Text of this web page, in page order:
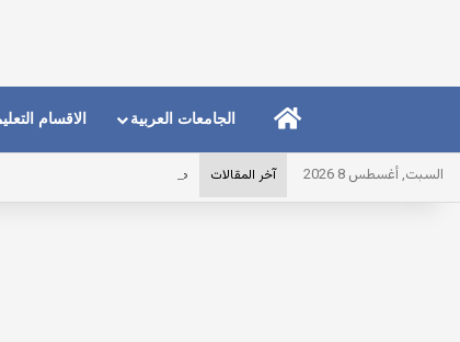
الرئيسيةالجامعات العربية الاقسام
السبت, أغسطس 8 2026 آخر المقالات طريقة توضيح المايك عند